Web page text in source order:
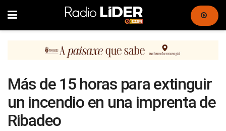
Más de 15 horas para extinguir
un incendio en una imprenta de
Ribadeo